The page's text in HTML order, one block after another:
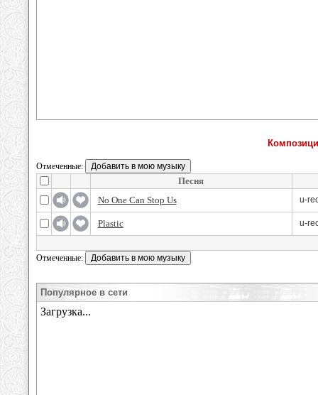
Отмеченные:
Песня
No One Can Stop Us
u-
Plastic u-
Отмеченные:
Популярное в сети